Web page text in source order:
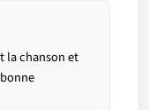
la chanson et